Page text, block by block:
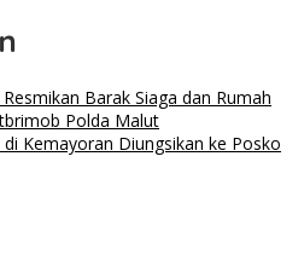
Barak Siaga dan Rumah
Polda Malut
Kemayoran Diungsikan ke Posko